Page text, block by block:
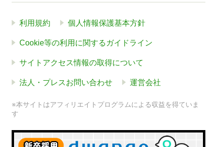
利用規約 個人情報保護基本方針
Cookie等の利用に関するガイドライン
サイトアクセス情報の取得について
法人・プレスお問い合わせ 運営会社
※本サイトはアフィリエイトプログラムによる収益を得ていま
す